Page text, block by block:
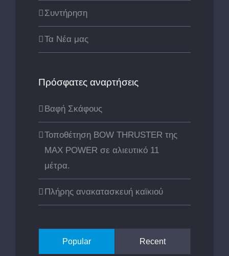
Συντήρηση
Τα Νέα μας
Πρόσφατες αναρτήσεις
Βαφή Σκάφους
Τοποθέτηση BOW THRUSTER της
MAX POWER σε αλιευτικό 11
μέτρα.
Πλήρης ανακατασκευή καϊκιού
Popular Recent